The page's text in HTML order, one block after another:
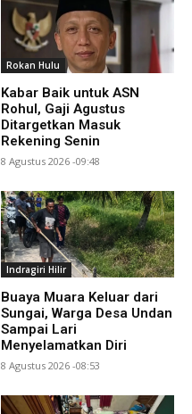
Rokan Hulu
Kabar Baik untuk ASN
Rohul, Gaji Agustus
Ditargetkan Masuk
Rekening Senin
8 Agustus 2026 -09:48
Indragiri Hilir
Buaya Muara Keluar dari
Sungai, Warga Desa Undan
Sampai Lari
Menyelamatkan Diri
8 Agustus 2026 -08:53